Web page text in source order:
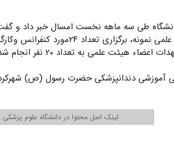
هیئت علمی این دانشگاه طی سه ماهه نخست امسال خبر داد و
آئین نامه ارزشیابی اساتید، بازنگری آئین نامه عضو هیات علمی نمونه،
علمی به تعداد ۲۰ نفر انجام شده است.
دندانپزشکی حضرت رسول (ص) شهرکرد
لینک اصل محتوا در دانشگاه علوم پزشکی